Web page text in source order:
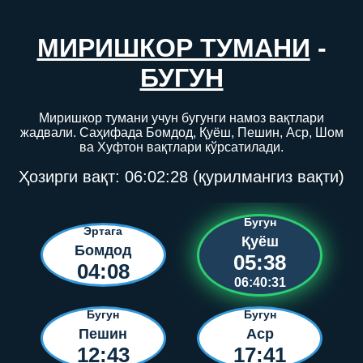
МИРИШКОР ТУМАНИ -
БУГУН
Миришкор тумани учун бугунги намоз вақтлари
жадвали. Саҳифада Бомдод, Қуёш, Пешин, Аср, Шом
ва Хуфтон вақтлари кўрсатилади.
Ҳозирги вақт: 06:02:28 (қурилмангиз вақти)
Эртага
Бомдод
04:08
Бугун
Қуёш
05:38
06:40:31
Бугун
Пешин
12:43
Бугун
Аср
17:41